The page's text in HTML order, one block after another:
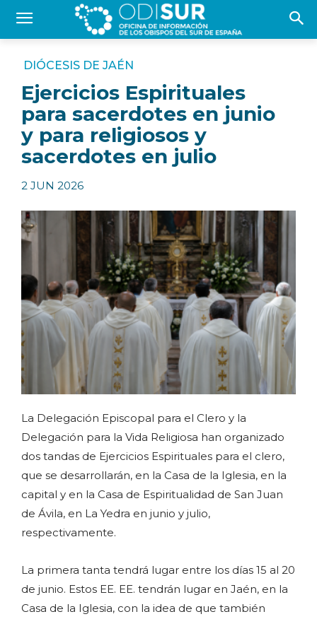
DIÓCESIS DE JAÉN
Ejercicios Espirituales
para sacerdotes en junio
y para religiosos y
sacerdotes en julio
2 JUN 2026
La Delegación Episcopal para el Clero y la
Delegación para la Vida Religiosa han organizado
dos tandas de Ejercicios Espirituales para el clero,
que se desarrollarán, en la Casa de la Iglesia, en la
capital y en la Casa de Espiritualidad de San Juan
de Ávila, en La Yedra en junio y julio,
respectivamente.
La primera tanta tendrá lugar entre los días 15 al 20
de junio. Estos EE. EE. tendrán lugar en Jaén, en la
Casa de la Iglesia, con la idea de que también